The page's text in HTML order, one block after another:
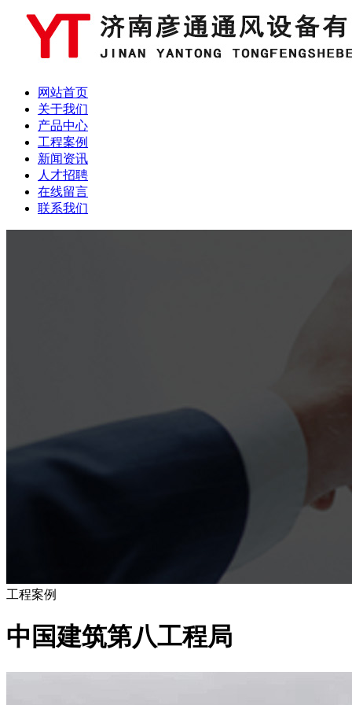
网站首页
关于我们
产品中心
工程案例
新闻资讯
人才招聘
在线留言
联系我们
工程案例
中国建筑第八工程局